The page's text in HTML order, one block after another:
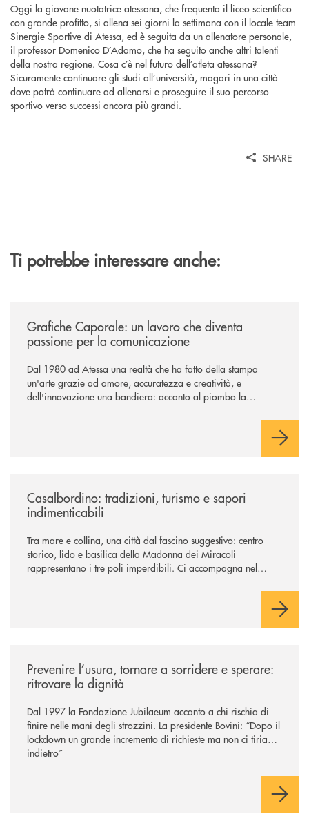
Oggi la giovane nuotatrice atessana, che frequenta il liceo scientifico
con grande profitto, si allena sei giorni la settimana con il locale team
Sinergie Sportive di Atessa, ed è seguita da un allenatore personale,
il professor Domenico D’Adamo, che ha seguito anche altri talenti
della nostra regione. Cosa c’è nel futuro dell’atleta atessana?
Sicuramente continuare gli studi all’università, magari in una città
dove potrà continuare ad allenarsi e proseguire il suo percorso
sportivo verso successi ancora più grandi.
SHARE
Ti potrebbe interessare anche:
Grafiche Caporale: un lavoro che diventa
passione per la comunicazione
Dal 1980 ad Atessa una realtà che ha fatto della stampa
un'arte grazie ad amore, accuratezza e creatività, e
dell'innovazione una bandiera: accanto al piombo la
Casalbordino: tradizioni, turismo e sapori
indimenticabili
Tra mare e collina, una città dal fascino suggestivo: centro
storico, lido e basilica della Madonna dei Miracoli
rappresentano i tre poli imperdibili. Ci accompagna nel
Prevenire l’usura, tornare a sorridere e sperare:
ritrovare la dignità
Dal 1997 la Fondazione Jubilaeum accanto a chi rischia di
finire nelle mani degli strozzini. La presidente Bovini: “Dopo il
lockdown un grande incremento di richieste ma non ci tiriamo
indietro”